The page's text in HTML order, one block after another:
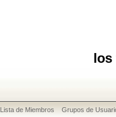
los
Lista de Miembros Grupos de